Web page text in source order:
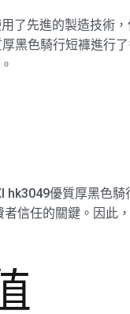
了先進的製造技術
黑色騎行短褲進行
hk3049優質厚黑色
信任的關鍵。因此